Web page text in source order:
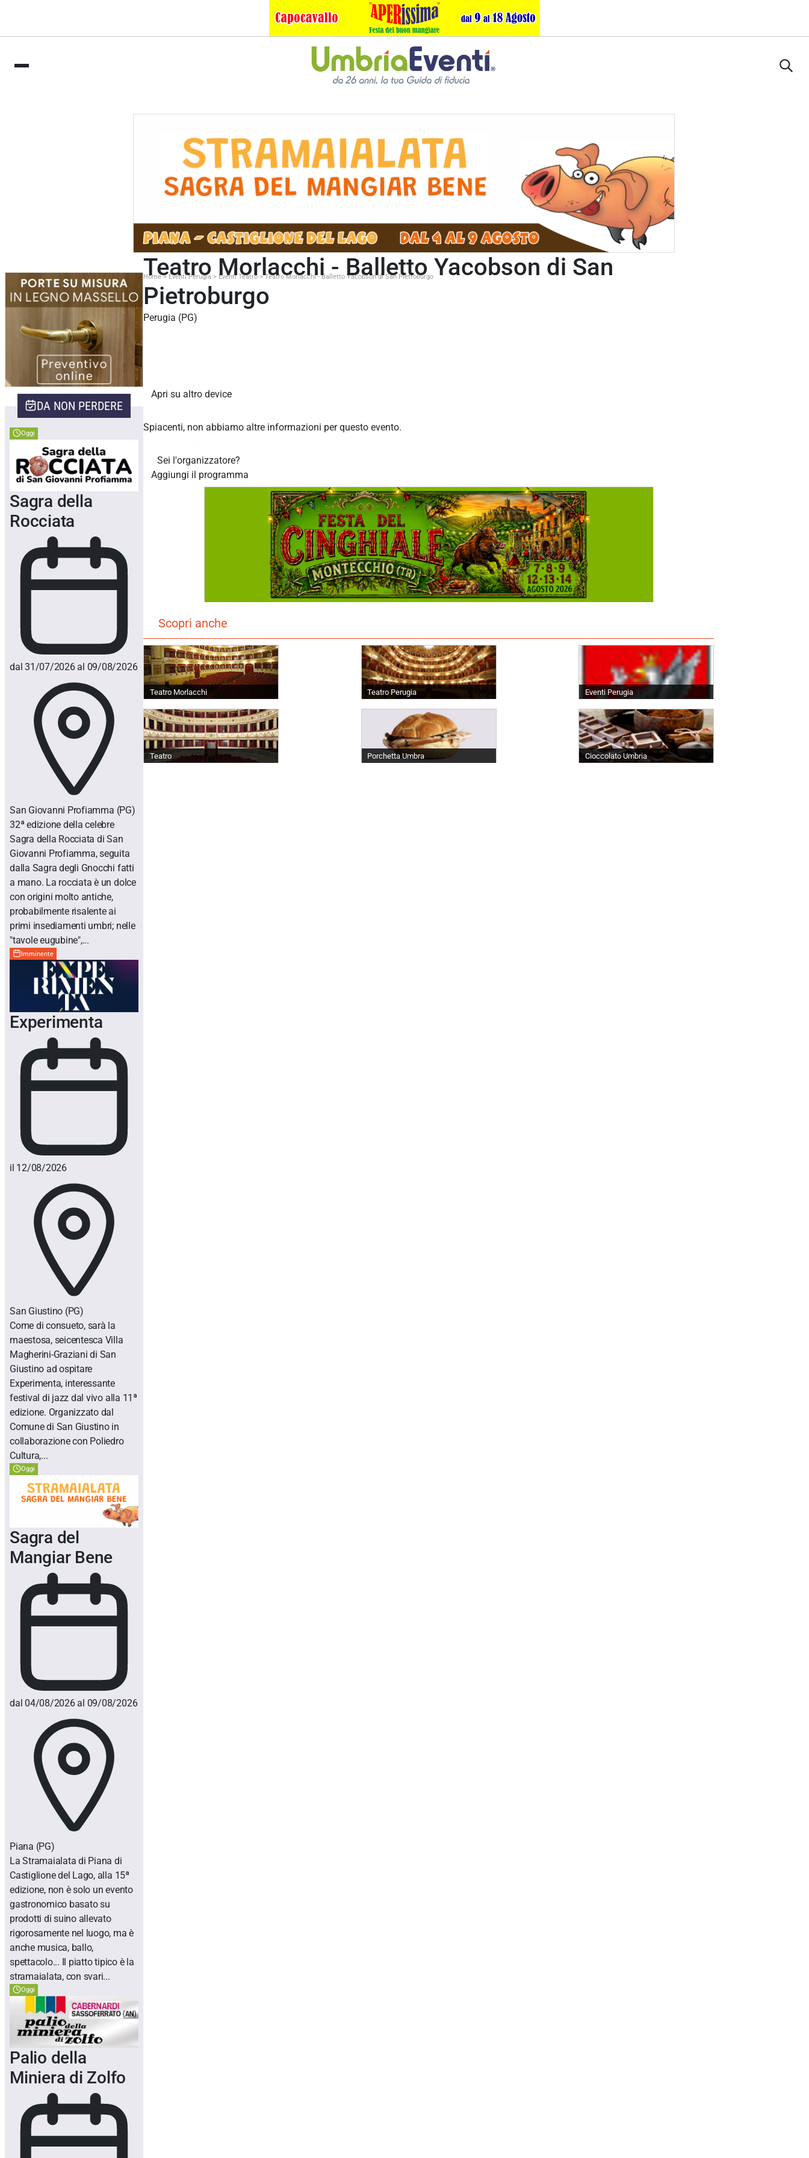
DA NON PERDERE
Oggi
Sagra della
Rocciata
dal 31/07/2026 al 09/08/2026
San Giovanni Profiamma (PG)
32ª edizione della celebre
Sagra della Rocciata di San
Giovanni Profiamma, seguita
dalla Sagra degli Gnocchi fatti
a mano. La rocciata è un dolce
con origini molto antiche,
probabilmente risalente ai
primi insediamenti umbri; nelle
"tavole eugubine",...
Imminente
Experimenta
il 12/08/2026
San Giustino (PG)
Come di consueto, sarà la
maestosa, seicentesca Villa
Magherini-Graziani di San
Giustino ad ospitare
Experimenta, interessante
festival di jazz dal vivo alla 11ª
edizione. Organizzato dal
Comune di San Giustino in
collaborazione con Poliedro
Cultura,...
Oggi
Sagra del
Mangiar Bene
dal 04/08/2026 al 09/08/2026
Piana (PG)
La Stramaialata di Piana di
Castiglione del Lago, alla 15ª
edizione, non è solo un evento
gastronomico basato su
prodotti di suino allevato
rigorosamente nel luogo, ma è
anche musica, ballo,
spettacolo... Il piatto tipico è la
stramaialata, con svari...
Oggi
Palio della
Miniera di Zolfo
Home > Eventi Perugia > Eventi Teatro > Teatro Morlacchi - Balletto Yacobson di San Pietroburgo
Teatro Morlacchi - Balletto Yacobson di San
Pietroburgo
Perugia (PG)
Apri su altro device
Spiacenti, non abbiamo altre informazioni per questo evento.
Sei l'organizzatore?
Aggiungi il programma
Scopri anche
Teatro Morlacchi Teatro Perugia Eventi Perugia
Teatro Porchetta Umbra Cioccolato Umbria